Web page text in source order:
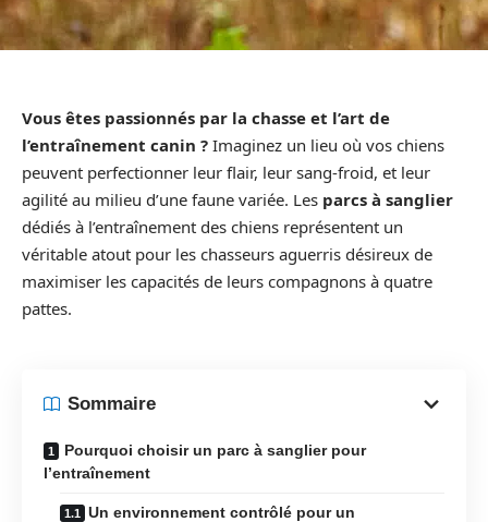
Vous êtes passionnés par la chasse et l’art de
l’entraînement canin ? Imaginez un lieu où vos chiens
peuvent perfectionner leur flair, leur sang-froid, et leur
agilité au milieu d’une faune variée. Les parcs à sanglier
dédiés à l’entraînement des chiens représentent un
véritable atout pour les chasseurs aguerris désireux de
maximiser les capacités de leurs compagnons à quatre
pattes.
Sommaire
Pourquoi choisir un parc à sanglier pour
l’entraînement
Un environnement contrôlé pour un